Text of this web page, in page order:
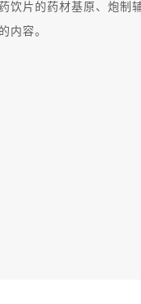
片的药材基原、炮制
内容。